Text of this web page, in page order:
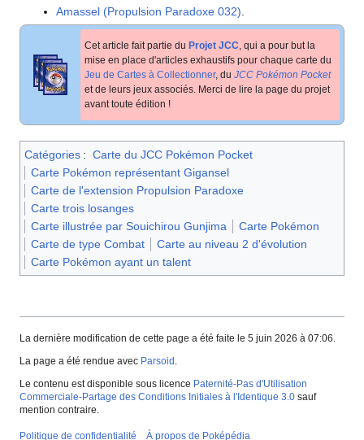
Amassel (Propulsion Paradoxe 032).
Cet article fait partie du Projet JCC, qui a pour but la
mise en place d'articles exhaustifs pour chaque carte du
Jeu de Cartes à Collectionner, du JCC Pokémon Pocket
et de leurs jeux associés. Merci de lire la page du projet
avant toute édition !
Catégories : Carte du JCC Pokémon Pocket
Carte Pokémon représentant Gigansel
Carte de l'extension Propulsion Paradoxe
Carte trois losanges
Carte illustrée par Souichirou Gunjima
Carte Pokémon
Carte de type Combat
Carte au niveau 2 d'évolution
Carte Pokémon ayant un talent
La dernière modification de cette page a été faite le 5 juin 2026 à 07:06.
La page a été rendue avec Parsoid .
Le contenu est disponible sous licence Paternité-Pas d'Utilisation
Commerciale-Partage des Conditions Initiales à l'Identique 3.0 sauf
mention contraire.
Politique de confidentialité À propos de Poképédia